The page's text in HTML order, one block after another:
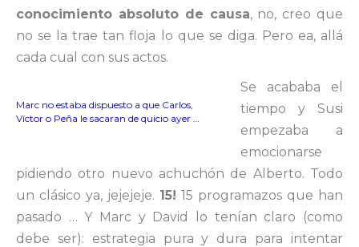
conocimiento absoluto de causa, no, creo que
no se la trae tan floja lo que se diga. Pero ea, allá
cada cual con sus actos.
Marc no estaba dispuesto a que Carlos,
Víctor o Peña le sacaran de quicio ayer …
Se acababa el
tiempo y Susi
empezaba a
emocionarse
pidiendo otro nuevo achuchón de Alberto. Todo
un clásico ya, jejejeje. 15! 15 programazos que han
pasado … Y Marc y David lo tenían claro (como
debe ser): estrategia pura y dura para intentar